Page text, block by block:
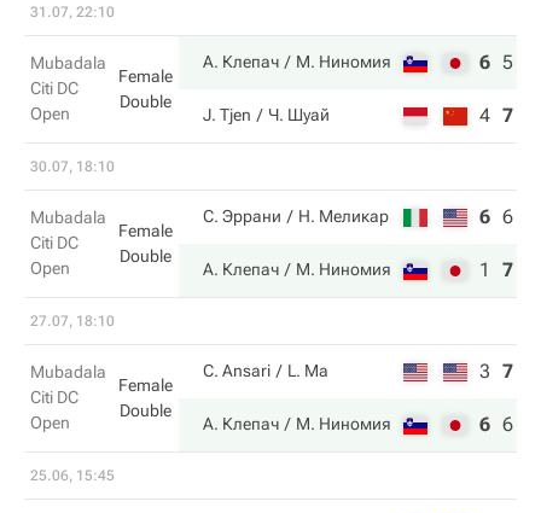
31.07, 22:10
Mubadala
Citi DC
Open
Female
Double
А. Клепач М. Ниномия 6 5
J. Tjen Ч. Шуай 4 7
30.07, 18:10
Mubadala
Citi DC
Open
Female
Double
С. Эррани Н. Меликар 6 6
А. Клепач М. Ниномия 1 7
27.07, 18:10
Mubadala
Citi DC
Open
Female
Double
C. Ansari L. Ma 3 7
А. Клепач М. Ниномия 6 6
25.06, 15:45